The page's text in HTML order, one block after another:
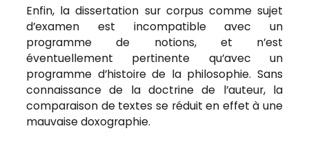
Enfin, la dissertation sur corpus comme sujet
d’examen est incompatible avec un
programme de notions, et n’est
éventuellement pertinente qu’avec un
programme d’histoire de la philosophie. Sans
connaissance de la doctrine de l’auteur, la
comparaison de textes se réduit en effet à une
mauvaise doxographie.